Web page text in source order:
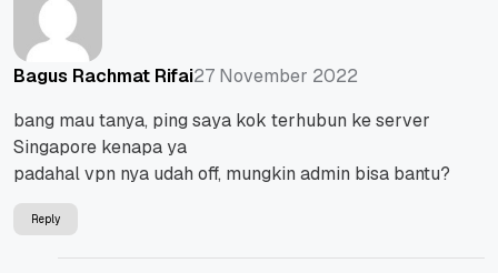
Bagus Rachmat Rifai27 November 2022
bang mau tanya, ping saya kok terhubun ke server
Singapore kenapa ya
padahal vpn nya udah off, mungkin admin bisa bantu?
Reply